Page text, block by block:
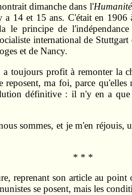
dimanche dans l'Humanité
14 et 15 ans. C'était en
le principe de
international de
et de Nancy.
toujours profit à remonter la
ma foi, parce
définitive : il n'y en a que
sommes, et je m'en réjouis,
* * *
reprenant son article au
se posent, mais les